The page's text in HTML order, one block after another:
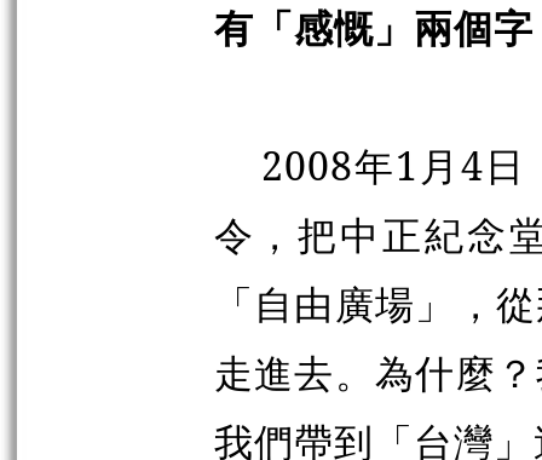
有「感慨」兩個
2008年1月4日
令，把中正紀念
「自由廣場」，
走進去。為什麼
我們帶到「台灣